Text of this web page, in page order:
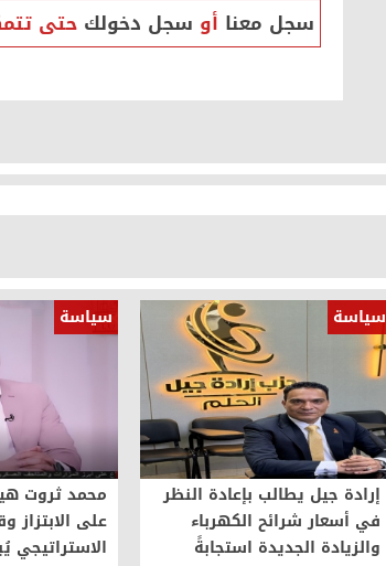
سجل معنا أو سجل دخولك حتى
سياسة
إرادة جيل يطالب بإعادة النظر
في أسعار شرائح الكهرباء
والزيادة الجديدة استجابةً
سياسة
محمد ثروت
على الابتزاز
الاستراتيجي